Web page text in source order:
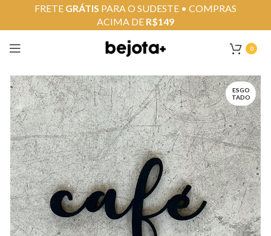
0
ESGO
TADO
FRETE GRÁTIS PARA O SUDESTE • COMPRAS
ACIMA DE R$149